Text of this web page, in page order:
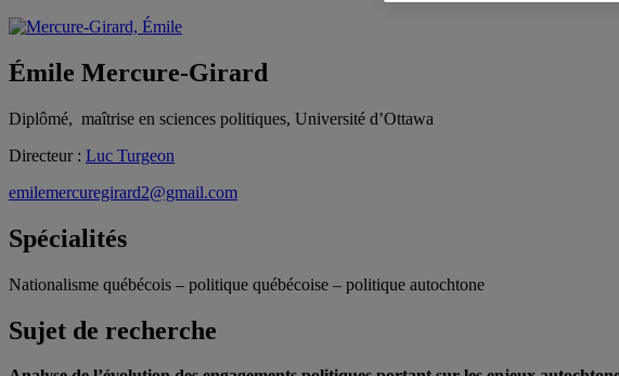
Émile Mercure-Girard
Diplômé, maîtrise en sciences politiques, Université d’Ottawa
Directeur : Luc Turgeon
emilemercuregirard2@gmail.com
Spécialités
Nationalisme québécois – politique québécoise – politique autochtone
Sujet de recherche